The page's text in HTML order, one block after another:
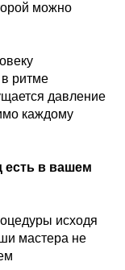
можно
ритме
давление
каждому
в вашем
исходя
мастера не